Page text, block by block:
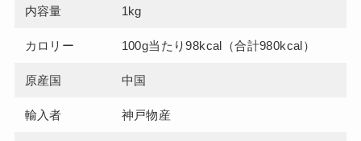
内容量 1kg
カロリー 100g当たり98kcal（合計980kcal）
原産国 中国
輸入者 神戸物産